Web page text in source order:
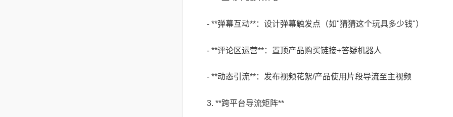
- **弹幕互动**：设计弹幕触发点（如"猜猜这个玩具多少钱"）
- **评论区运营**：置顶产品购买链接+答疑机器人
- **动态引流**：发布视频花絮/产品使用片段导流至主视频
3. **跨平台导流矩阵**